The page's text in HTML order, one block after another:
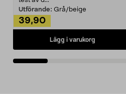
Utförande: Grå/beige
39,90
Lägg i varukorg